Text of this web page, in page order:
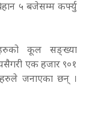
५ बजेसम्म कर्फ्यु
कूल सङ्ख्या
एक हजार ९०१
जनाएका छन् ।